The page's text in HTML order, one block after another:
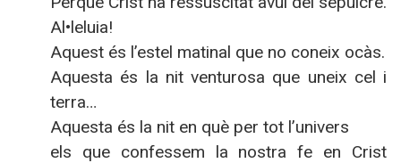
Al•leluia!
Aquest és l’estel matinal que no coneix ocàs.
Aquesta és la nit venturosa que uneix cel i
terra…
Aquesta és la nit en què per tot l’univers
els que confessem la nostra fe en Crist